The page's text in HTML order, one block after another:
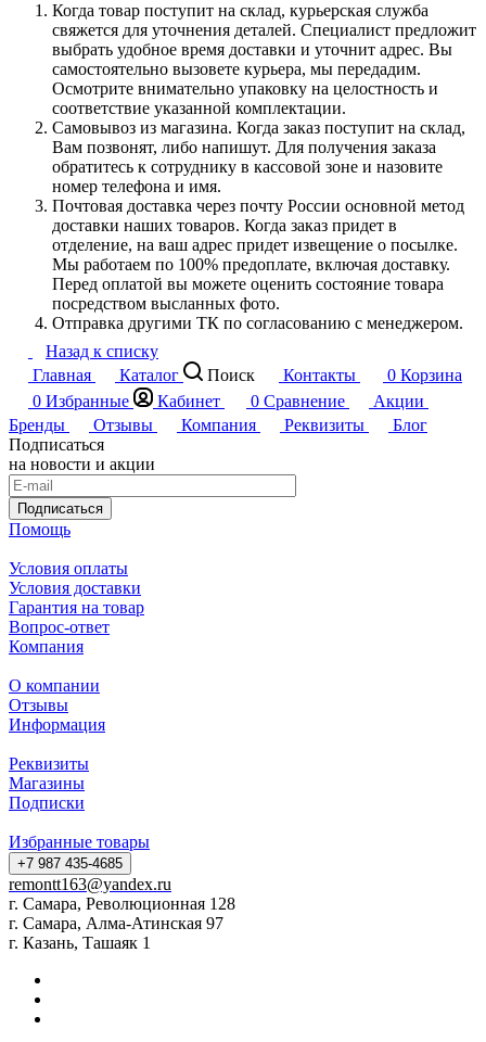
Когда товар поступит на склад, курьерская служба
свяжется для уточнения деталей. Специалист предложит
выбрать удобное время доставки и уточнит адрес. Вы
самостоятельно вызовете курьера, мы передадим.
Осмотрите внимательно упаковку на целостность и
соответствие указанной комплектации.
Самовывоз из магазина. Когда заказ поступит на склад,
Вам позвонят, либо напишут. Для получения заказа
обратитесь к сотруднику в кассовой зоне и назовите
номер телефона и имя.
Почтовая доставка через почту России основной метод
доставки наших товаров. Когда заказ придет в
отделение, на ваш адрес придет извещение о посылке.
Мы работаем по 100% предоплате, включая доставку.
Перед оплатой вы можете оценить состояние товара
посредством высланных фото.
Отправка другими ТК по согласованию с менеджером.
Назад к списку
Главная
Каталог Поиск Контакты 0 Корзина
0 Избранные Кабинет 0 Сравнение
Акции
Бренды
Отзывы Компания Реквизиты
Блог
Подписаться
на новости и акции
Подписаться
Помощь
Условия оплаты
Условия доставки
Гарантия на товар
Вопрос-ответ
Компания
О компании
Отзывы
Информация
Реквизиты
Магазины
Подписки
Избранные товары
+7 987 435-4685
remontt163@yandex.ru
г. Самара, Революционная 128
г. Самара, Алма-Атинская 97
г. Казань, Ташаяк 1